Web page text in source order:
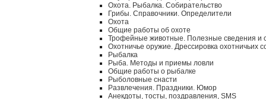
Охота. Рыбалка. Собирательство
Грибы. Справочники. Определители
Охота
Общие работы об охоте
Трофейные животные. Полезные сведения и
Охотничье оружие. Дрессировка охотничьих
Рыбалка
Рыба. Методы и приемы ловли
Общие работы о рыбалке
Рыболовные снасти
Развлечения. Праздники. Юмор
Анекдоты, тосты, поздравления, SMS